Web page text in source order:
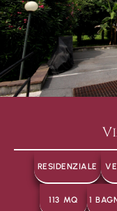
RESIDENZIALE
113 MQ 1